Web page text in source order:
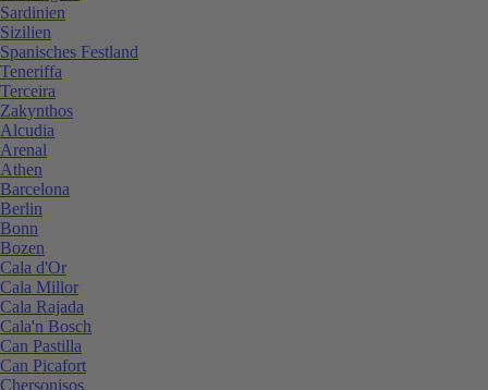
Sardinien
Sizilien
Spanisches Festland
Teneriffa
Terceira
Zakynthos
Alcudia
Arenal
Athen
Barcelona
Berlin
Bonn
Bozen
Cala d'Or
Cala Millor
Cala Rajada
Cala'n Bosch
Can Pastilla
Can Picafort
Chersonisos